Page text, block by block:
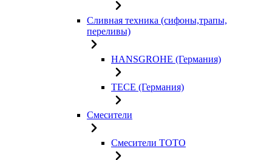
Сливная техника (сифоны,трапы,
переливы)
HANSGROHE (Германия)
TECE (Германия)
Смесители
Смесители TOTO